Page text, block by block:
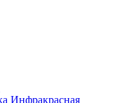
Инфракрасная